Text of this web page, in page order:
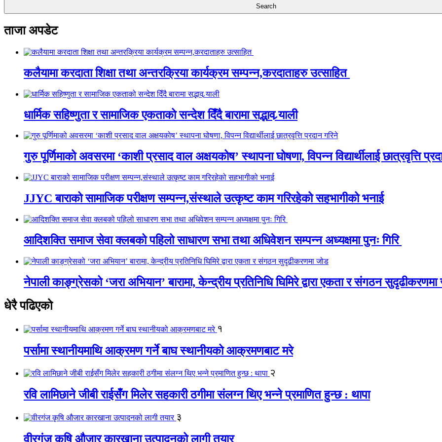
ताजा अपडेट
कलैयामा करदाता शिक्षा तथा अन्तरक्रिया कार्यक्रम सम्पन्न,करदाताहरु उत्साहित
धार्मिक सहिष्णुता र सामाजिक एकताको सन्देश दिँदै बारामा सद्भाव र्‍याली
गुरु पूर्णिमाको अवसरमा ‘काशी प्रसाद वाल अक्षयकोष’ स्थापना घोषणा, विपन्न विद्यार्थीलाई छात्रवृत्ति
JJYC बाराको सामाजिक परीक्षण सम्पन्न,संस्थाले उत्कृष्ट काम गरिरहेको सहभागीको भनाई
आदिशक्ति समाज सेवा क्लबको पहिलो साधारण सभा तथा अधिवेशन सम्पन्न अध्यक्षमा पुनः गिरि
नेपाली काङ्ग्रेसको ‘जरा अभियान’ बारामा, केन्द्रीय प्रतिनिधि घिमिरे द्वारा एकता र संगठन
धेरै पढिएको
१
पर्सामा स्थानीयमाथि आक्रमण गर्ने बाघ स्थानीयको आक्रमणबाट मरे
२
रवि लामिछाने जीबी राईसँग मिलेर सहकारी ठगीमा संलग्न थिए भन्ने प्रमाणित हुन्छ : थापा
३
वीरगंज कृषि औजार कारखाना उत्पादनको लागी तयार